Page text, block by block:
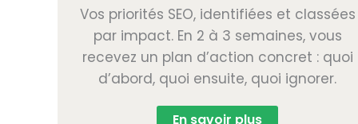
Vos priorités SEO, identifiées et classées
par impact. En 2 à 3 semaines, vous
recevez un plan d’action concret : quoi
d’abord, quoi ensuite, quoi ignorer.
En savoir plus